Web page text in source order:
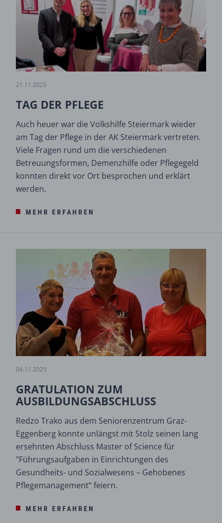
21.11.2025
TAG DER PFLEGE
Auch heuer war die Volkshilfe Steiermark wieder
am Tag der Pflege in der AK Steiermark vertreten.
Viele Fragen rund um die verschiedenen
Betreuungsformen, Demenzhilfe oder Pflegegeld
konnten direkt vor Ort besprochen und erklärt
werden.
MEHR ERFAHREN
04.11.2025
GRATULATION ZUM
AUSBILDUNGSABSCHLUSS
Redzo Trako aus dem Seniorenzentrum Graz-
Eggenberg konnte unlängst mit Stolz seinen lang
ersehnten Abschluss Master of Science für
"Führungsaufgaben in Einrichtungen des
Gesundheits- und Sozialwesens – Gehobenes
Pflegemanagement“ feiern.
MEHR ERFAHREN